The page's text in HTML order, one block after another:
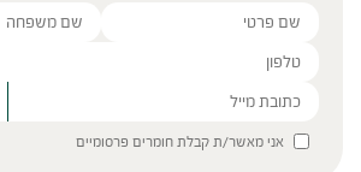
Please leave this field empty.
אני מאשר/ת קבלת חומרים פרסומיים